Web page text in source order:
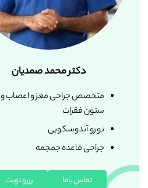
دکتر محمد صمدیان
متخصص جراحی مغز و اعصاب و
ستون فقرات
نورو آندوسکوپی
جراحی قاعده جمجمه
تماس باما رزرو نوبت